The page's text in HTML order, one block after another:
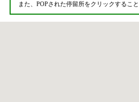
また、POPされた停留所をクリックするこ